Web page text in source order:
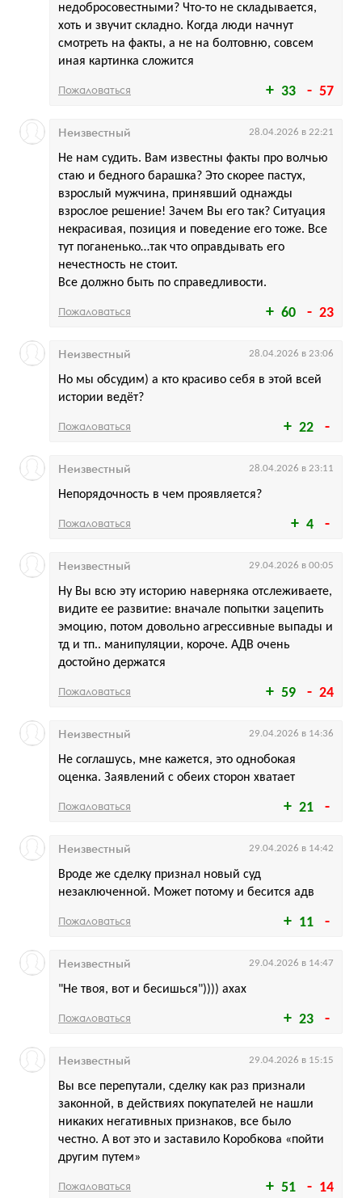
33 57
недобросовестными? Что-то не складывается,
хоть и звучит складно. Когда люди начнут
смотреть на факты, а не на болтовню, совсем
иная картинка сложится
Пожаловаться
60 23
Не нам судить. Вам известны факты про волчью
стаю и бедного барашка? Это скорее пастух,
взрослый мужчина, принявший однажды
взрослое решение! Зачем Вы его так? Ситуация
некрасивая, позиция и поведение его тоже. Все
тут поганенько…так что оправдывать его
нечестность не стоит.
Все должно быть по справедливости.
Неизвестный 28.04.2026 в 22:21
Пожаловаться
22
Но мы обсудим) а кто красиво себя в этой всей
истории ведёт?
Неизвестный 28.04.2026 в 23:06
Пожаловаться
4
Непорядочность в чем проявляется?
Неизвестный 28.04.2026 в 23:11
Пожаловаться
59 24
Ну Вы всю эту историю наверняка отслеживаете,
видите ее развитие: вначале попытки зацепить
эмоцию, потом довольно агрессивные выпады и
тд и тп.. манипуляции, короче. АДВ очень
достойно держатся
Неизвестный 29.04.2026 в 00:05
Пожаловаться
21
Не соглашусь, мне кажется, это однобокая
оценка. Заявлений с обеих сторон хватает
Неизвестный 29.04.2026 в 14:36
Пожаловаться
11
Вроде же сделку признал новый суд
незаключенной. Может потому и бесится адв
Неизвестный 29.04.2026 в 14:42
Пожаловаться
23
"Не твоя, вот и бесишься")))) ахах
Неизвестный 29.04.2026 в 14:47
Пожаловаться
51 14
Вы все перепутали, сделку как раз признали
законной, в действиях покупателей не нашли
никаких негативных признаков, все было
честно. А вот это и заставило Коробкова «пойти
другим путем»
Неизвестный 29.04.2026 в 15:15
Пожаловаться